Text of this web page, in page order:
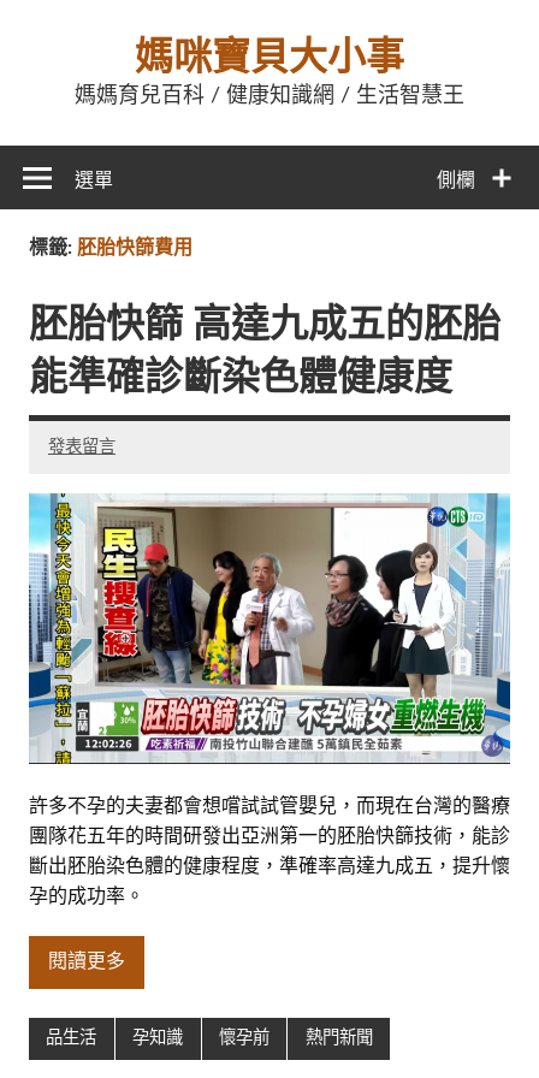
媽咪寶貝大小事
媽媽育兒百科 / 健康知識網 / 生活智慧王
側欄
選單
標籤: 胚胎快篩費用
胚胎快篩 高達九成五的胚胎
能準確診斷染色體健康度
發表留言
許多不孕的夫妻都會想嚐試試管嬰兒，而現在台灣的醫療
團隊花五年的時間研發出亞洲第一的胚胎快篩技術，能診
斷出胚胎染色體的健康程度，準確率高達九成五，提升懷
孕的成功率。
閱讀更多
品生活 孕知識 懷孕前 熱門新聞